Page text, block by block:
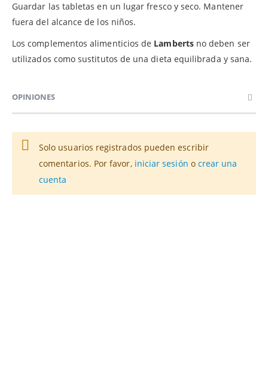
Guardar las tabletas en un lugar fresco y seco. Mantener
fuera del alcance de los niños.
Los complementos alimenticios de Lambertsno deben ser
utilizados como sustitutos de una dieta equilibrada y sana.
OPINIONES
Solo usuarios registrados pueden escribir
comentarios. Por favor, iniciar sesión o crear una
cuenta